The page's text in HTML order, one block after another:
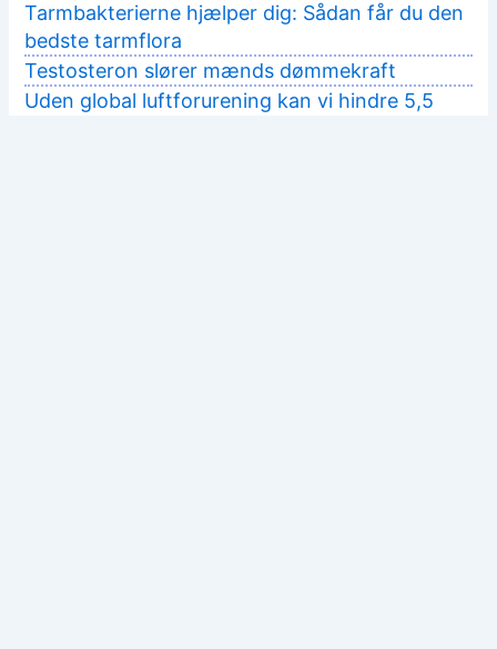
Tarmbakterierne hjælper dig: Sådan får du den
bedste tarmflora
Testosteron slører mænds dømmekraft
Uden global luftforurening kan vi hindre 5,5